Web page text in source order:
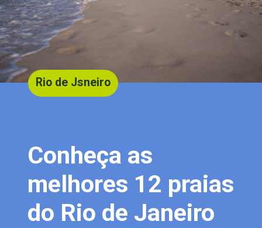
Rio de Jsneiro
Conheça as
melhores 12 praias
do Rio de Janeiro